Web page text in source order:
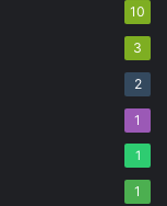
10
3
2
1
1
1